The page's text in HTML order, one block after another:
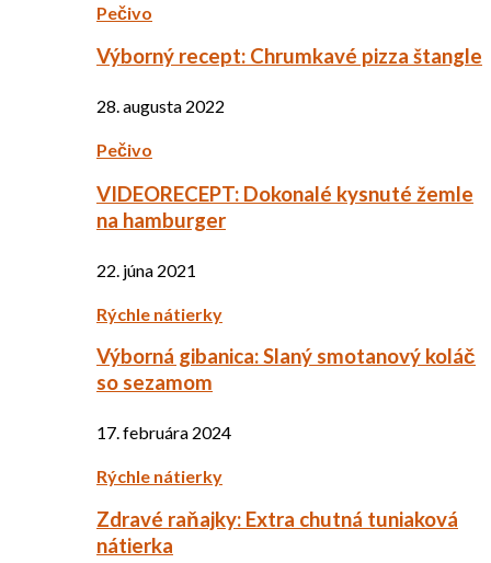
Pečivo
Výborný recept: Chrumkavé pizza štangle
28. augusta 2022
Pečivo
VIDEORECEPT: Dokonalé kysnuté žemle
na hamburger
22. júna 2021
Rýchle nátierky
Výborná gibanica: Slaný smotanový koláč
so sezamom
17. februára 2024
Rýchle nátierky
Zdravé raňajky: Extra chutná tuniaková
nátierka